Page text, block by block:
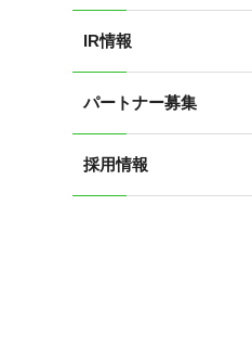
IR情報
パートナー募集
採用情報